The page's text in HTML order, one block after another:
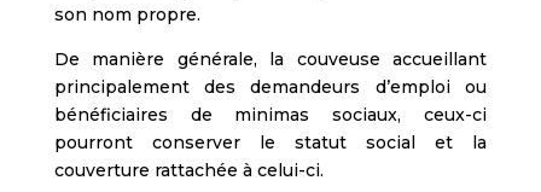
son nom propre.
De manière générale, la couveuse accueillant
principalement des demandeurs d’emploi ou
bénéficiaires de minimas sociaux, ceux-ci
pourront conserver le statut social et la
couverture rattachée à celui-ci.